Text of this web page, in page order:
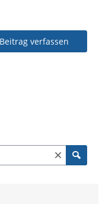
Beitrag verfassen